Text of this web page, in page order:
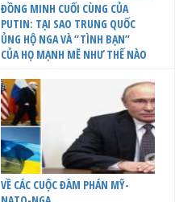
ĐỒNG MINH CUỐI CÙNG CỦA
PUTIN: TẠI SAO TRUNG QUỐC
ỦNG HỘ NGA VÀ “TÌNH BẠN”
CỦA HỌ MẠNH MẼ NHƯ THẾ NÀO
VỀ CÁC CUỘC ĐÀM PHÁN MỸ-